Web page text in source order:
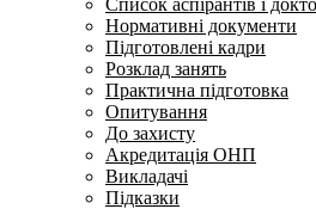
Список аспірантів і
Нормативні документи
Підготовлені кадри
Розклад занять
Практична підготовка
Опитування
До захисту
Акредитація ОНП
Викладачі
Підказки